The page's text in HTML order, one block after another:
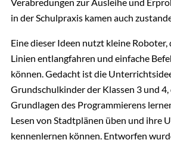
in der Schulpraxis kamen auch
Eine dieser Ideen nutzt kleine
Linien entlangfahren und einfache
können. Gedacht ist die
Grundschulkinder der Klassen 3 und
Grundlagen des Programmierens
Lesen von Stadtplänen üben und ihre
kennenlernen können. Entworfen